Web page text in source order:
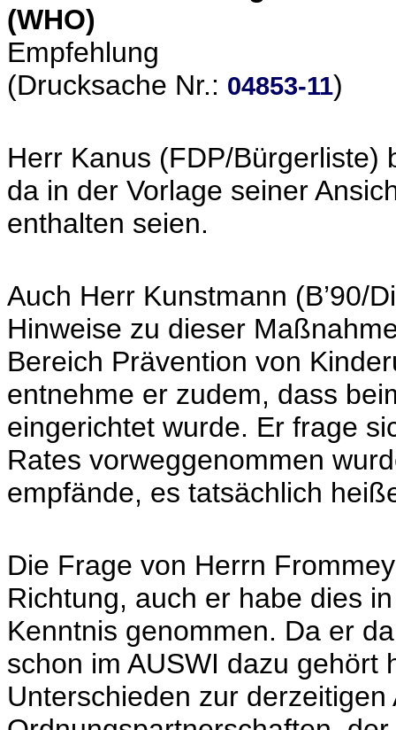
(WHO)
Empfehlung
(Drucksache Nr.: 04853-11)
Herr Kanus (FDP/Bürgerliste)
da in der Vorlage seiner
enthalten seien.
Auch Herr Kunstmann (B’90/
Hinweise zu dieser
Bereich Prävention von
entnehme er zudem, dass
eingerichtet wurde. Er frage
Rates vorweggenommen
empfände, es tatsächlich
Die Frage von Herrn
Richtung, auch er habe dies
Kenntnis genommen. Da er
schon im AUSWI dazu gehört
Unterschieden zur